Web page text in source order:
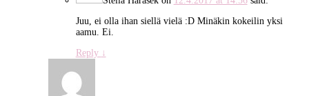
Juu, ei olla ihan siellä vielä :D Minäkin kokeilin yksi
aamu. Ei.
Reply ↓